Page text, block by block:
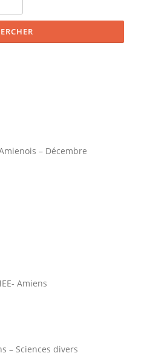
– Décembre
Amiens
– Sciences divers